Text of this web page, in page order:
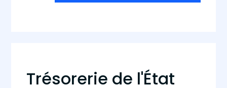
Trésorerie de l'État